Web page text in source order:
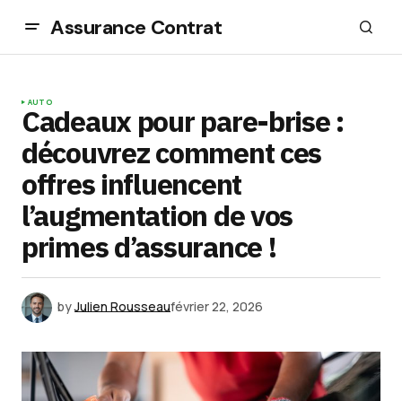
Assurance Contrat
AUTO
Cadeaux pour pare-brise :
découvrez comment ces
offres influencent
l’augmentation de vos
primes d’assurance !
byJulien Rousseaufévrier 22, 2026